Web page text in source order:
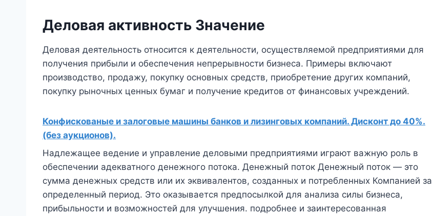
Деловая активность Значение
Деловая деятельность относится к деятельности, осуществляемой предприятиями для
получения прибыли и обеспечения непрерывности бизнеса. Примеры включают
производство, продажу, покупку основных средств, приобретение других компаний,
покупку рыночных ценных бумаг и получение кредитов от финансовых учреждений.
Конфискованые и залоговые машины банков и лизинговых компаний. Дисконт до 40%.
(без аукционов).
Надлежащее ведение и управление деловыми предприятиями играют важную роль в
обеспечении адекватного денежного потока. Денежный поток Денежный поток — это
сумма денежных средств или их эквивалентов, созданных и потребленных Компанией за
определенный период. Это оказывается предпосылкой для анализа силы бизнеса,
прибыльности и возможностей для улучшения. подробнее и заинтересованная